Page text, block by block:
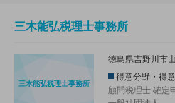
三木能弘税理士事務所
三木能弘税理士事務所
徳島県吉野川市
得意分野・得
顧問税理士 確定